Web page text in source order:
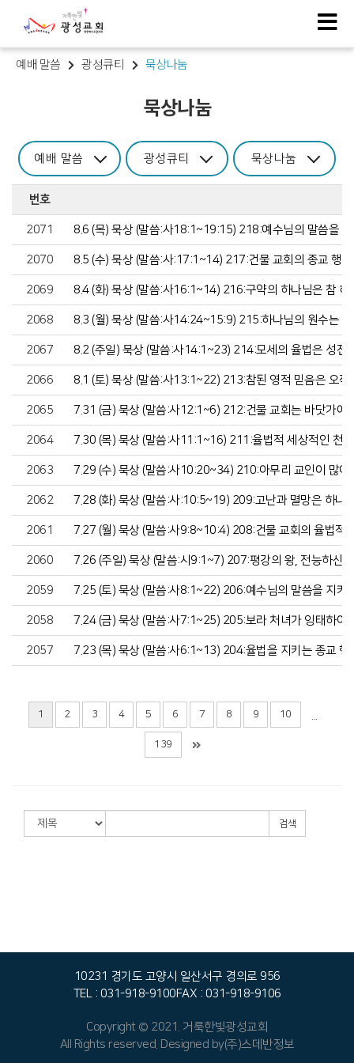
예배 말씀 광성큐티 묵상나눔
묵상나눔
예배 말씀 광성큐티 묵상나눔
번호
2071 8.6 (목) 묵상 (말씀:사18:1~19:15) 218:예수님의 말씀을
2070 8.5 (수) 묵상 (말씀:사:17:1~14) 217:건물 교회의 종교 행
2069 8.4 (화) 묵상 (말씀:사16:1~14) 216:구약의 하나님은 참
2068 8.3 (월) 묵상 (말씀:사14:24~15:9) 215:하나님의 원수는
2067 8.2 (주일) 묵상 (말씀:사14:1~23) 214:모세의 율법은 성전
2066 8.1 (토) 묵상 (말씀:사13:1~22) 213:참된 영적 믿음은 오
2065 7.31 (금) 묵상 (말씀:사12:1~6) 212:건물 교회는 바닷가에
2064 7.30 (목) 묵상 (말씀:사11:1~16) 211:율법적 세상적인 천
2063 7.29 (수) 묵상 (말씀:사10:20~34) 210:아무리 교인이 많
2062 7.28 (화) 묵상 (말씀:사:10:5~19) 209:고난과 멸망은 하나
2061 7.27 (월) 묵상 (말씀:사9:8~10:4) 208:건물 교회의 율법적
2060 7.26 (주일) 묵상 (말씀:시9:1~7) 207:평강의 왕, 전능하신
2059 7.25 (토) 묵상 (말씀:사8:1~22) 206:예수님의 말씀을 지키
2058 7.24 (금) 묵상 (말씀:사7:1~25) 205:보라 처녀가 잉태하여
2057 7.23 (목) 묵상 (말씀:사6:1~13) 204:율법을 지키는 종교
1 2 3 4 5 6 7 8 9 10
139
검색
10231 경기도 고양시 일산서구 경의로 956
TEL : 031-918-9100FAX : 031-918-9106
Copyright © 2021. 거룩한빛광성교회
All Rights reserved. Designed by(주)스데반정보